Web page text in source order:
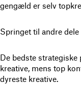
gengæld er selv
Springet til andre
De bedste
kreative, mens top
dyreste kreative.